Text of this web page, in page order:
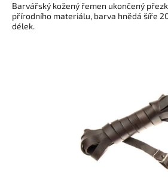
Barvářský kožený řemen ukončený
přírodního materiálu, barva hnědá šíře
délek.